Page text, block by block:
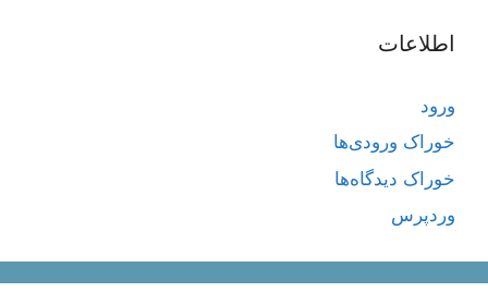
اطلاعات
ورود
خوراک ورودی‌ها
خوراک دیدگاه‌ها
وردپرس